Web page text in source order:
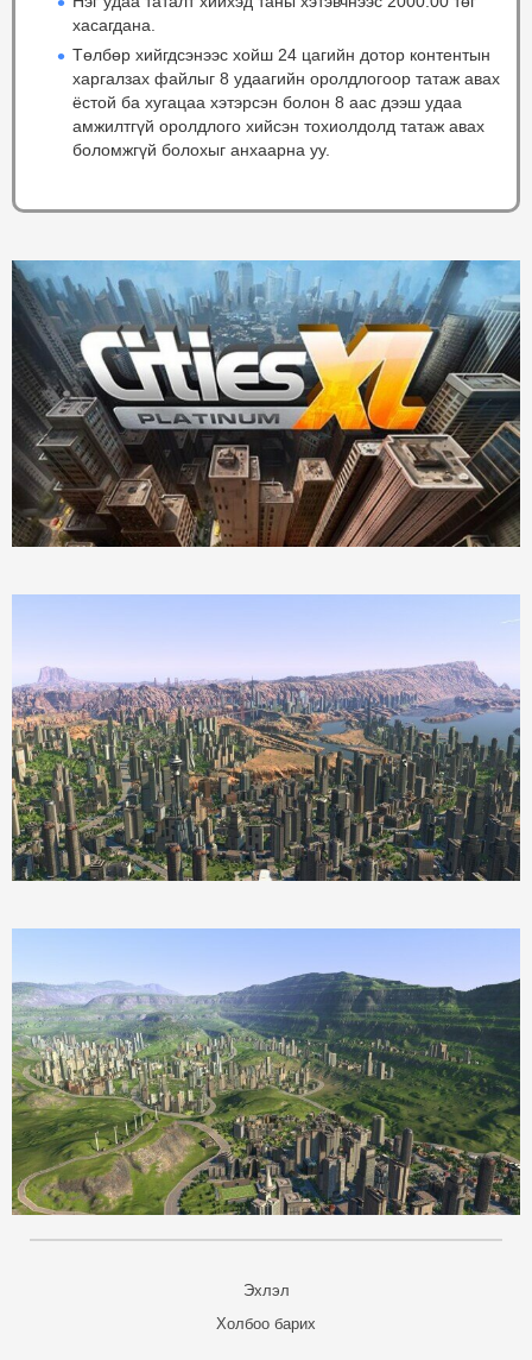
хасагдана.
Төлбөр хийгдсэнээс хойш 24 цагийн дотор контентын
харгалзах файлыг 8 удаагийн оролдлогоор татаж авах
ёстой ба хугацаа хэтэрсэн болон 8 аас дээш удаа
амжилтгүй оролдлого хийсэн тохиолдолд татаж авах
боломжгүй болохыг анхаарна уу.
Эхлэл
Холбоо барих